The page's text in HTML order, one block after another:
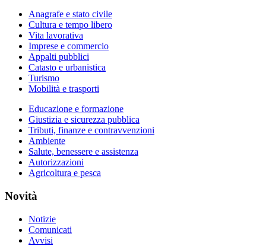
Anagrafe e stato civile
Cultura e tempo libero
Vita lavorativa
Imprese e commercio
Appalti pubblici
Catasto e urbanistica
Turismo
Mobilità e trasporti
Educazione e formazione
Giustizia e sicurezza pubblica
Tributi, finanze e contravvenzioni
Ambiente
Salute, benessere e assistenza
Autorizzazioni
Agricoltura e pesca
Novità
Notizie
Comunicati
Avvisi